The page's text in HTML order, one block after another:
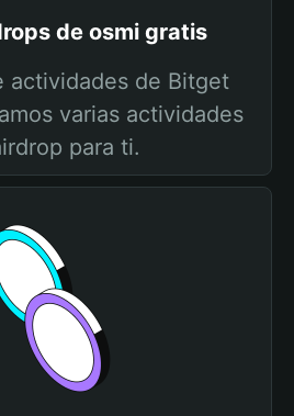
de osmi gratis
actividades de Bitget
varias actividades
para ti.